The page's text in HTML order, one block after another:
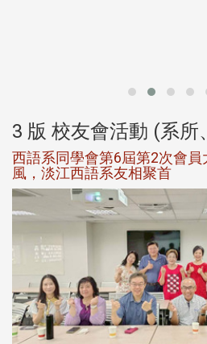
3 版 校友會活動 (系所
西語系同學會第6屆第2次會
風，淡江西語系友相聚首